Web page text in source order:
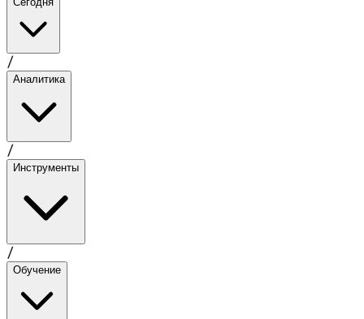
/
Аналитика
/
Инструменты
/
Обучение